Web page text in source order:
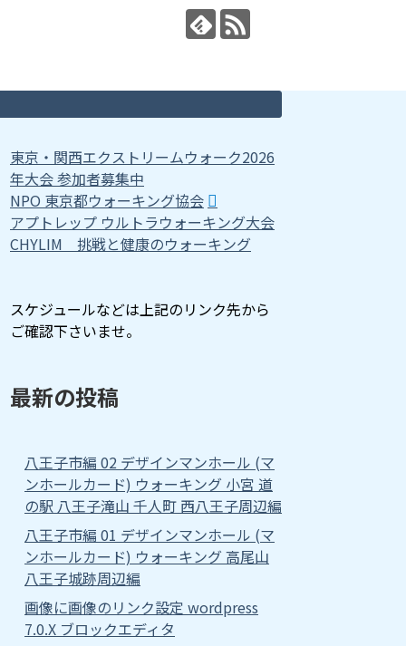
東京・関西エクストリームウォーク2026
年大会 参加者募集中
NPO 東京都ウォーキング協会
アプトレップ ウルトラウォーキング大会
CHYLIM 挑戦と健康のウォーキング
スケジュールなどは上記のリンク先から
ご確認下さいませ。
最新の投稿
八王子市編 02 デザインマンホール (マ
ンホールカード) ウォーキング 小宮 道
の駅 八王子滝山 千人町 西八王子周辺編
八王子市編 01 デザインマンホール (マ
ンホールカード) ウォーキング 高尾山
八王子城跡周辺編
画像に画像のリンク設定 wordpress
7.0.X ブロックエディタ